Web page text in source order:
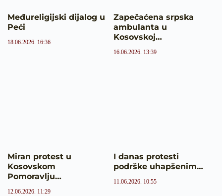
Međureligijski dijalog u
Peći
18.06.2026. 16:36
Zapečaćena srpska
ambulanta u
Kosovskoj…
16.06.2026. 13:39
Miran protest u
Kosovskom
Pomoravlju…
12.06.2026. 11:29
I danas protesti
podrške uhapšenim…
11.06.2026. 10:55